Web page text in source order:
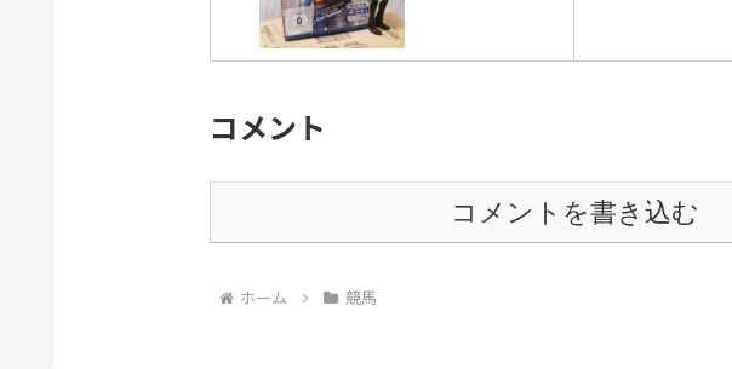
コメント
コメントを書き込む
ホーム 競馬